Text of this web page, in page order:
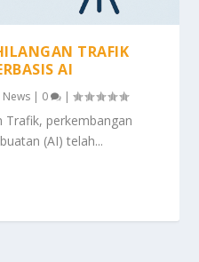
TRAFIK
AI
News | 0 |
Trafik, perkembangan
(AI) telah...